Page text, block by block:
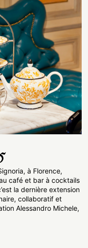
à Florence,
café et bar à cocktails
la dernière extension
collaboratif et
Alessandro Michele,